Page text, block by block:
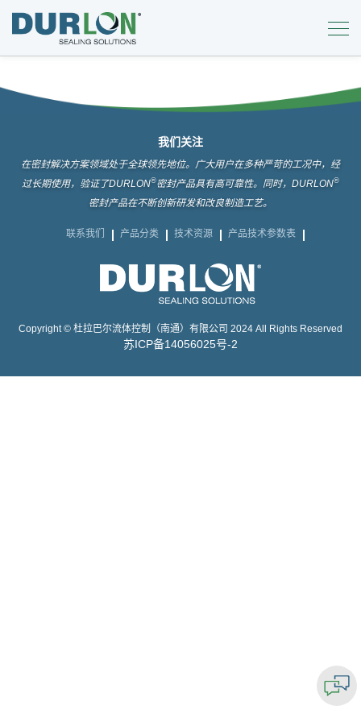
我们关注
在密封解决方案领域处于全球领先地位。广大用户在多种严苛的工况中，经
过长期使用，验证了DURLON®密封产品具有高可靠性。同时，DURLON®
密封产品在不断创新研发和改良制造工艺。
联系我们 产品分类 技术资源 产品技术参数表
Copyright © 杜拉巴尔流体控制（南通）有限公司 2024 All Rights Reserved
苏ICP备14056025号-2